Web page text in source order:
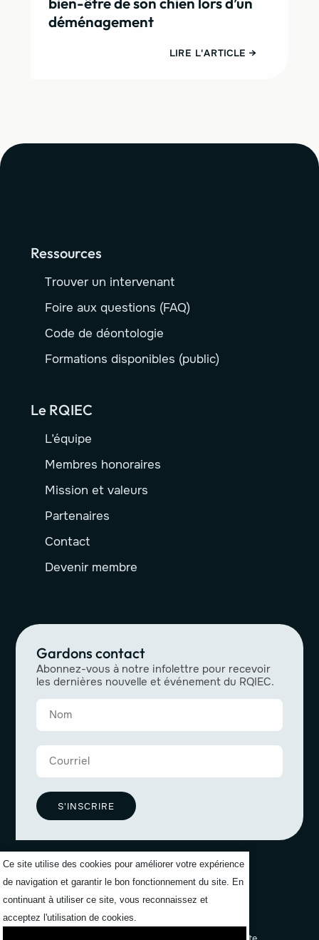
déménagement
LIRE L'ARTICLE →
Ressources
Trouver un intervenant
Foire aux questions (FAQ)
Code de déontologie
Formations disponibles (public)
Le RQIEC
L’équipe
Membres honoraires
Mission et valeurs
Partenaires
Contact
Devenir membre
Gardons contact
Abonnez-vous à notre infolettre pour recevoir
les dernières nouvelle et événement du RQIEC.
S'INSCRIRE
Ce site utilise des cookies pour améliorer votre expérience
de navigation et garantir le bon fonctionnement du site. En
continuant à utiliser ce site, vous reconnaissez et
acceptez l'utilisation de cookies.